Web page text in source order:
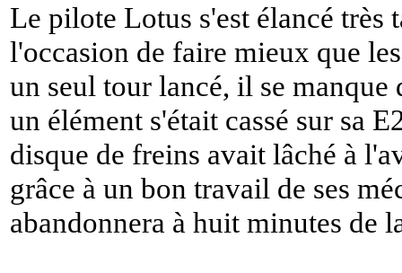
Le pilote Lotus s'est élancé très
l'occasion de faire mieux que
un seul tour lancé, il se
un élément s'était cassé sur sa
disque de freins avait lâché à
grâce à un bon travail de ses
abandonnera à huit minutes de